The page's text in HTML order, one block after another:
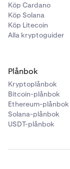
Köp Cardano
Köp Solana
Köp Litecoin
Alla kryptoguider
Plånbok
Kryptoplånbok
Bitcoin-plånbok
Ethereum-plånbok
Solana-plånbok
USDT-plånbok